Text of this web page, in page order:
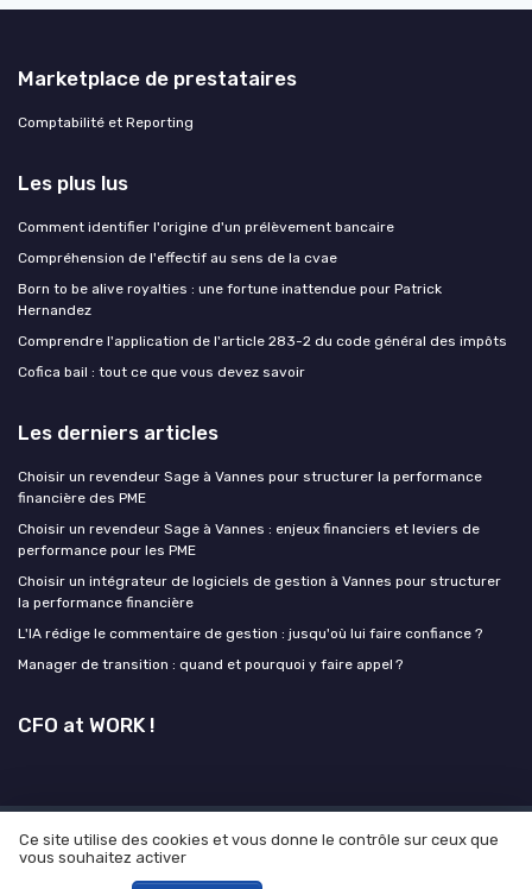
Marketplace de prestataires
Comptabilité et Reporting
Les plus lus
Comment identifier l'origine d'un prélèvement bancaire
Compréhension de l'effectif au sens de la cvae
Born to be alive royalties : une fortune inattendue pour Patrick
Hernandez
Comprendre l'application de l'article 283-2 du code général des impôts
Cofica bail : tout ce que vous devez savoir
Les derniers articles
Choisir un revendeur Sage à Vannes pour structurer la performance
financière des PME
Choisir un revendeur Sage à Vannes : enjeux financiers et leviers de
performance pour les PME
Choisir un intégrateur de logiciels de gestion à Vannes pour structurer
la performance financière
L'IA rédige le commentaire de gestion : jusqu'où lui faire confiance ?
Manager de transition : quand et pourquoi y faire appel ?
CFO at WORK !
Mentions légales Politique de confidentialité
Grande
enquête 2025 sur l' IA et les directions financières
Ce site utilise des cookies et vous donne le contrôle sur ceux que
vous souhaitez activer